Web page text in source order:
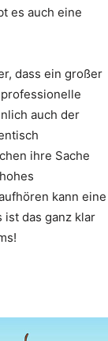
es auch eine
dass ein großer
auch der
ihre Sache
kann eine
ist das ganz klar